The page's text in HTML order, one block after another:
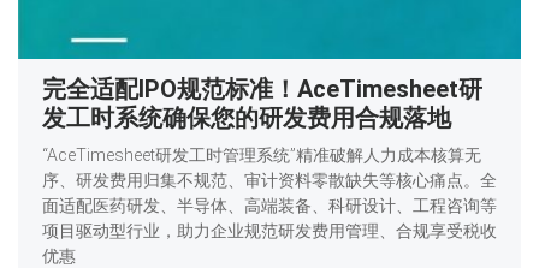
完全适配IPO规范标准！AceTimesheet研
发工时系统确保您的研发费用合规落地
“AceTimesheet研发工时管理系统”精准破解人力成本核算无
序、研发费用归集不规范、审计资料零散缺失等核心痛点。全
面适配医药研发、半导体、高端装备、科研设计、工程咨询等
项目驱动型行业，助力企业规范研发费用管理、合规享受税收
优惠